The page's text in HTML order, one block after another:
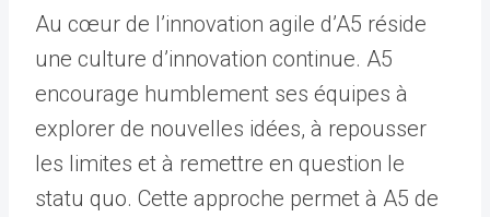
Au cœur de l’innovation agile d’A5 réside
une culture d’innovation continue. A5
encourage humblement ses équipes à
explorer de nouvelles idées, à repousser
les limites et à remettre en question le
statu quo. Cette approche permet à A5 de